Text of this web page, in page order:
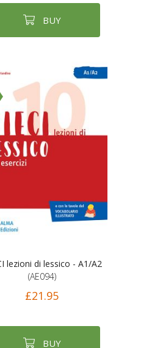
BUY
lezioni di lessico - A1/A2
(AE094)
£21.95
BUY